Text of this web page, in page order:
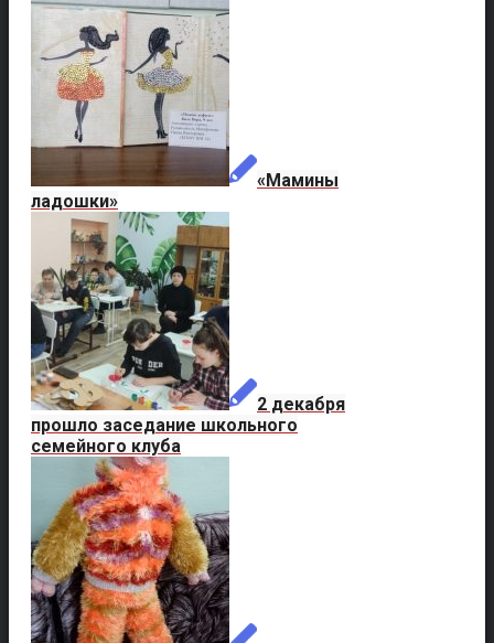
«Мамины
ладошки»
2 декабря
прошло заседание школьного
семейного клуба